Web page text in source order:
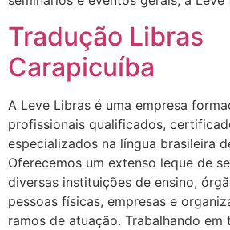
Tradução Libras
Carapicuíba
A Leve Libras é uma empresa
profissionais qualificados,
especializados na língua brasileira
Oferecemos um extenso leque de
diversas instituições de ensino,
pessoas físicas, empresas e
ramos de atuação. Trabalhando